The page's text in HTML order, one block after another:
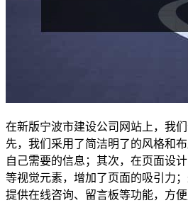
在新版宁波市建设公司网站上，我
先，我们采用了简洁明了的风格和
自己需要的信息；其次，在页面设
等视觉元素，增加了页面的吸引力
提供在线咨询、留言板等功能，方